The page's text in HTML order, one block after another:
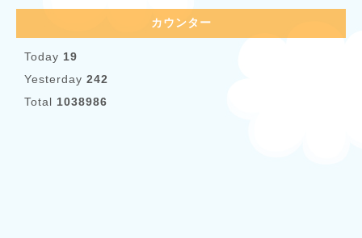
カウンター
Today 19
Yesterday 242
Total 1038986